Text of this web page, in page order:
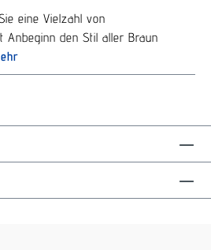
eine Vielzahl von
Anbeginn den Stil aller Braun